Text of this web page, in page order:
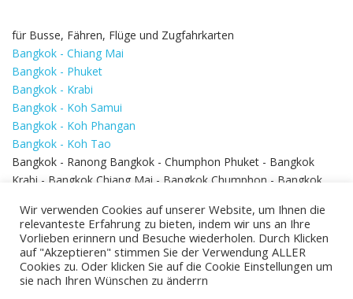
für Busse, Fähren, Flüge und Zugfahrkarten
Bangkok - Chiang Mai
Bangkok - Phuket
Bangkok - Krabi
Bangkok - Koh Samui
Bangkok - Koh Phangan
Bangkok - Koh Tao
Bangkok - Ranong Bangkok - Chumphon Phuket - Bangkok
Krabi - Bangkok Chiang Mai - Bangkok Chumphon - Bangkok
Bangkok - Hua Hin
Wir verwenden Cookies auf unserer Website, um Ihnen die
relevanteste Erfahrung zu bieten, indem wir uns an Ihre
Vorlieben erinnern und Besuche wiederholen. Durch Klicken
auf "Akzeptieren" stimmen Sie der Verwendung ALLER
Cookies zu. Oder klicken Sie auf die Cookie Einstellungen um
sie nach Ihren Wünschen zu änderrn